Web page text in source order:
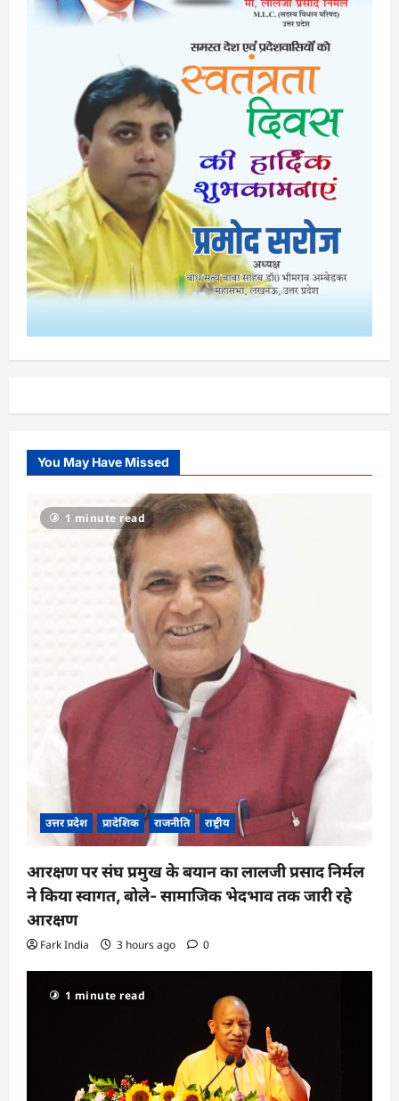
You May Have Missed
1 minute read
उत्तर प्रदेश प्रादेशिक राजनीति राष्ट्रीय
आरक्षण पर संघ प्रमुख के बयान का लालजी प्रसाद निर्मल
ने किया स्वागत, बोले- सामाजिक भेदभाव तक जारी रहे
आरक्षण
Fark India 3 hours ago 0
1 minute read